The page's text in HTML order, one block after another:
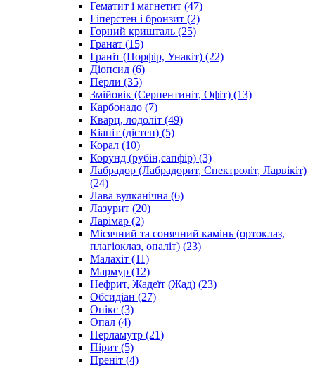
Гематит і магнетит (47)
Гіперстен і бронзит (2)
Горний кришталь (25)
Гранат (15)
Граніт (Порфір, Унакіт) (22)
Діопсид (6)
Перли (35)
Змійовік (Серпентиніт, Офіт) (13)
Карбонадо (7)
Кварц, лодоліт (49)
Кіаніт (дістен) (5)
Корал (10)
Корунд (рубін,сапфір) (3)
Лабрадор (Лабрадорит, Спектроліт, Ларвікіт)
(24)
Лава вулканічна (6)
Лазурит (20)
Ларімар (2)
Місячний та сонячний камінь (ортоклаз,
плагіоклаз, опаліт) (23)
Малахіт (11)
Мармур (12)
Нефрит, Жадеїт (Жад) (23)
Обсидіан (27)
Онікс (3)
Опал (4)
Перламутр (21)
Пірит (5)
Преніт (4)